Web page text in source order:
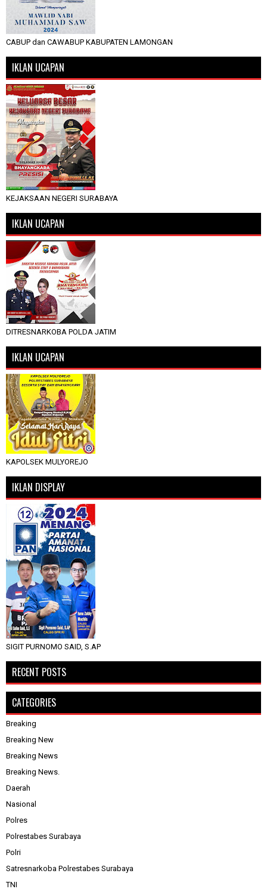
CABUP dan CAWABUP KABUPATEN LAMONGAN
IKLAN UCAPAN
KEJAKSAAN NEGERI SURABAYA
IKLAN UCAPAN
DITRESNARKOBA POLDA JATIM
IKLAN UCAPAN
KAPOLSEK MULYOREJO
IKLAN DISPLAY
SIGIT PURNOMO SAID, S.AP
RECENT POSTS
CATEGORIES
Breaking
Breaking New
Breaking News
Breaking News.
Daerah
Nasional
Polres
Polrestabes Surabaya
Polri
Satresnarkoba Polrestabes Surabaya
TNI